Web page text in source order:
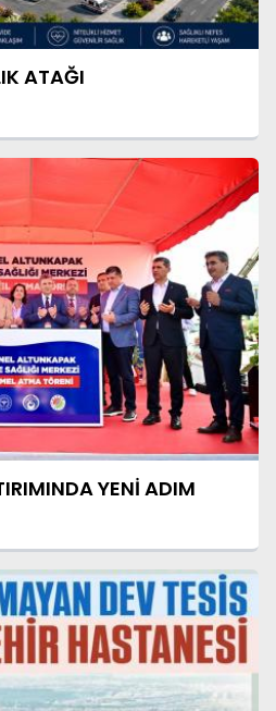
ATAĞI
YENİ ADIM